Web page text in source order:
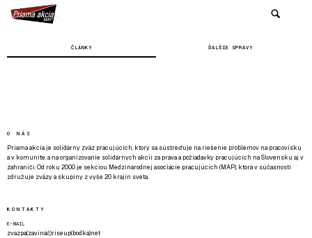
ČLÁNKY ĎALŠIE SPRÁVY
O NÁS
Priama akcia je solidárny zväz pracujúcich, ktorý sa sústreďuje na riešenie problémov na pracovisku
a v komunite, a na organizovanie solidárnych akcií za práva a požiadavky pracujúcich na Slovensku aj v
zahraničí. Od roku 2000 je sekciou Medzinárodnej asociácie pracujúcich (MAP), ktorá v súčasnosti
združuje zväzy a skupiny z vyše 20 krajín sveta.
KONTAKTY
E-MAIL
zvazpa(zavináč)riseup(bodka)net